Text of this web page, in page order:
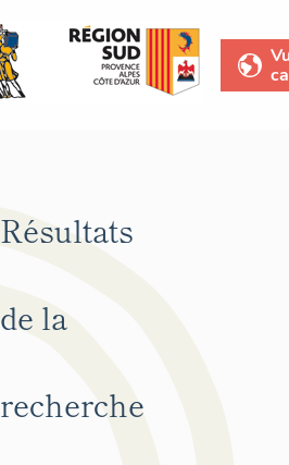
Résultats
de la
recherche